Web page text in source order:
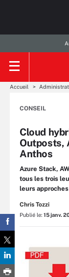
Accueil
CONSEIL
Cloud
Outposts,
Anthos
Azure Stack,
tous les trois
leurs
Chris Tozzi
Publié le: 15 janv.